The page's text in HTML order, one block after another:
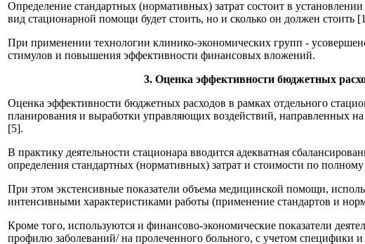
Определение стандартных (нормативных) затрат состоит в
вид стационарной помощи будет стоить, но и сколько он должен стоить
При применении технологии клинико-экономических групп -
стимулов и повышения эффективности финансовых вложений.
3. Оценка эффективности бюджетных
Оценка эффективности бюджетных расходов в рамках отдельного
планирования и выработки управляющих воздействий, направленных
[5].
В практику деятельности стационара вводится адекватная
определения стандартных (нормативных) затрат и стоимости по
При этом экстенсивные показатели объема медицинской помощи,
интенсивными характеристиками работы (применение стандартов и
Кроме того, используются и финансово-экономические показатели
профилю заболеваний/ на пролеченного больного, с учетом специфики и